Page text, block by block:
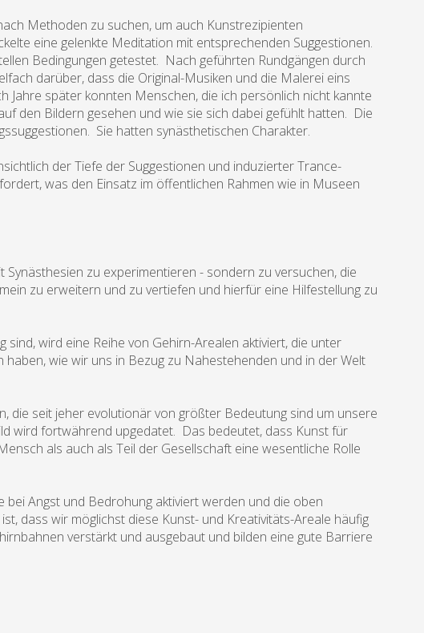
Methoden zu suchen, um auch Kunstrezipienten
eine gelenkte Meditation mit entsprechenden Suggestionen.
Bedingungen getestet. Nach geführten Rundgängen durch
darüber, dass die Original-Musiken und die Malerei eins
Jahre später konnten Menschen, die ich persönlich nicht kannte
den Bildern gesehen und wie sie sich dabei gefühlt hatten. Die
Sie hatten synästhetischen Charakter.
der Tiefe der Suggestionen und induzierter Trance-
was den Einsatz im öffentlichen Rahmen wie in Museen
zu experimentieren - sondern zu versuchen, die
zu erweitern und zu vertiefen und hierfür eine Hilfestellung zu
wird eine Reihe von Gehirn-Arealen aktiviert, die unter
wie wir uns in Bezug zu Nahestehenden und in der Welt
die seit jeher evolutionär von größter Bedeutung sind um unsere
wird fortwährend upgedatet. Das bedeutet, dass Kunst für
als auch als Teil der Gesellschaft eine wesentliche Rolle
bei Angst und Bedrohung aktiviert werden und die oben
dass wir möglichst diese Kunst- und Kreativitäts-Areale häufig
verstärkt und ausgebaut und bilden eine gute Barriere